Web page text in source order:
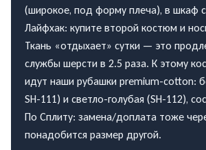
(широкое, под форму плеча), в шкаф
Лайфхак: купите второй костюм и
Ткань «отдыхает» сутки — это
службы шерсти в 2.5 раза. К этому
идут наши рубашки premium-cotton:
SH-111) и светло-голубая (SH-112),
По Сплиту: замена/доплата тоже
понадобится размер другой.